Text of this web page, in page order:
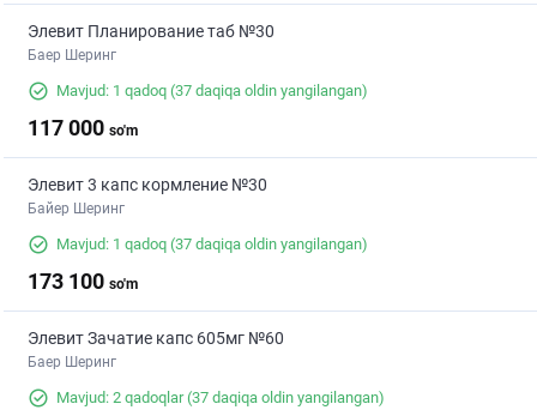
Элевит Планирование таб №30
Баер Шеринг
Mavjud: 1 qadoq (37 daqiqa oldin yangilangan)
117 000 so'm
Элевит 3 капс кормление №30
Байер Шеринг
Mavjud: 1 qadoq (37 daqiqa oldin yangilangan)
173 100 so'm
Элевит Зачатие капс 605мг №60
Баер Шеринг
Mavjud: 2 qadoqlar(37 daqiqa oldin yangilangan)